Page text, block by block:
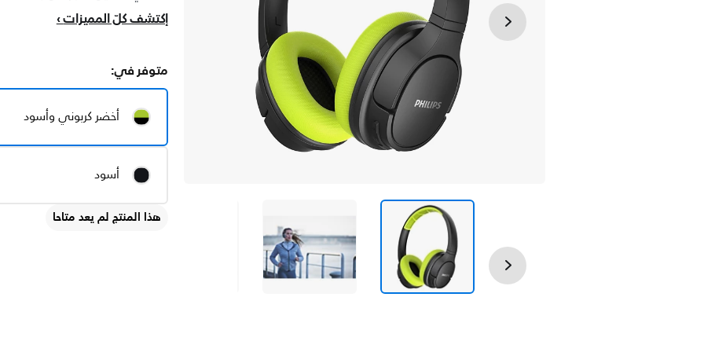
إكتشف كلّ المميزات
متوفر في:
أخضر كربوني وأسود
أسود
هذا المنتج لم يعد متاحا